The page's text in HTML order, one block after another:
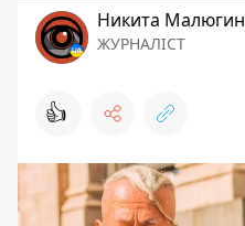
Никита Малюгин
ЖУРНАЛІСТ
👍